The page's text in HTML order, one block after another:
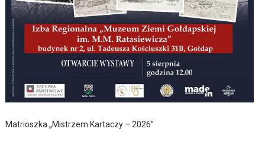
Matrioszka „Mistrzem Kartaczy – 2026”